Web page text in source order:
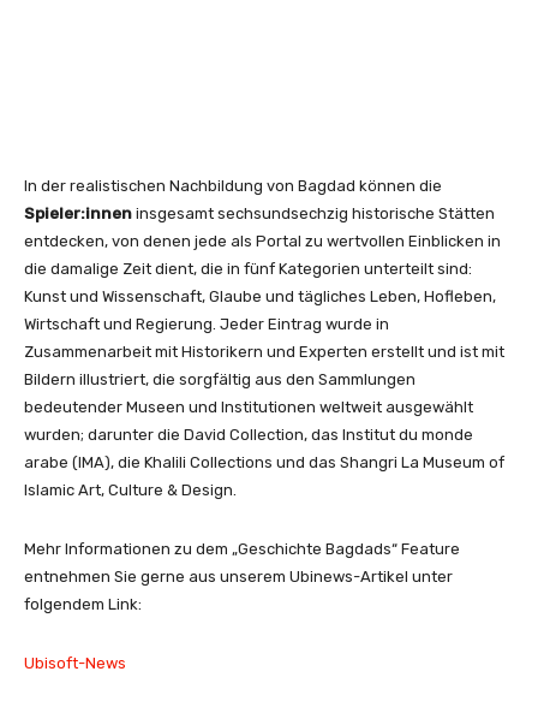
In der realistischen Nachbildung von Bagdad können die
Spieler:innen insgesamt sechsundsechzig historische Stätten
entdecken, von denen jede als Portal zu wertvollen Einblicken in
die damalige Zeit dient, die in fünf Kategorien unterteilt sind:
Kunst und Wissenschaft, Glaube und tägliches Leben, Hofleben,
Wirtschaft und Regierung. Jeder Eintrag wurde in
Zusammenarbeit mit Historikern und Experten erstellt und ist mit
Bildern illustriert, die sorgfältig aus den Sammlungen
bedeutender Museen und Institutionen weltweit ausgewählt
wurden; darunter die David Collection, das Institut du monde
arabe (IMA), die Khalili Collections und das Shangri La Museum of
Islamic Art, Culture & Design.
Mehr Informationen zu dem „Geschichte Bagdads“ Feature
entnehmen Sie gerne aus unserem Ubinews-Artikel unter
folgendem Link:
Ubisoft-News